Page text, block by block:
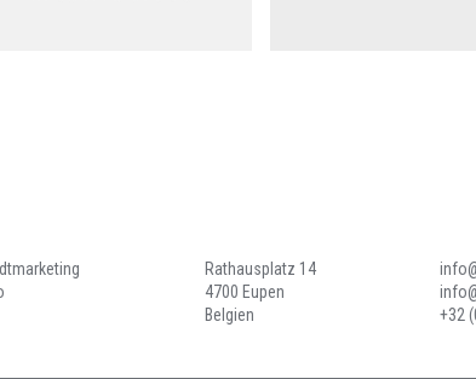
Rathausplatz 14
4700 Eupen
Belgien
+32